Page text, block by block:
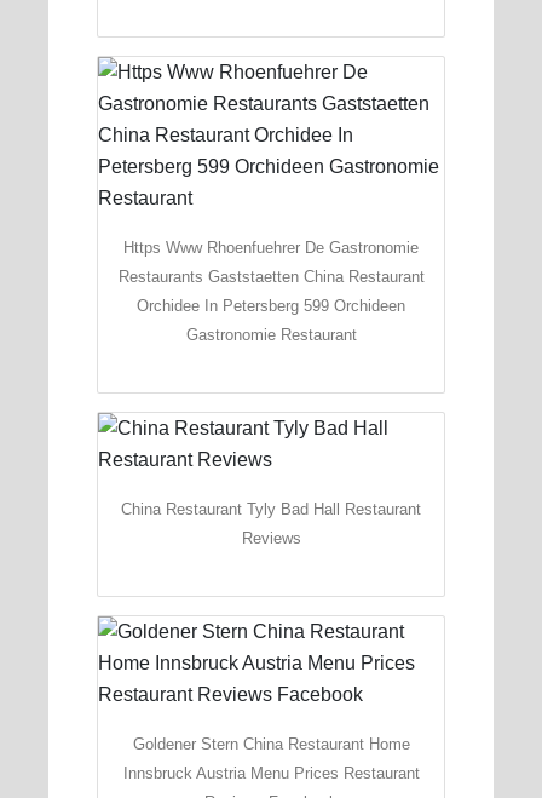
Https Www Rhoenfuehrer De Gastronomie
Restaurants Gaststaetten China Restaurant
Orchidee In Petersberg 599 Orchideen
Gastronomie Restaurant
China Restaurant Tyly Bad Hall Restaurant
Reviews
Goldener Stern China Restaurant Home
Innsbruck Austria Menu Prices Restaurant